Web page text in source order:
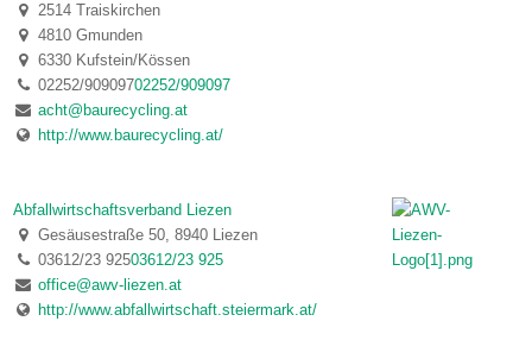
2514 Traiskirchen
4810 Gmunden
6330 Kufstein/Kössen
02252/90909702252/909097
acht@baurecycling.at
http://www.baurecycling.at/
Abfallwirtschaftsverband Liezen
Gesäusestraße 50, 8940 Liezen
03612/23 92503612/23 925
office@awv-liezen.at
http://www.abfallwirtschaft.steiermark.at/